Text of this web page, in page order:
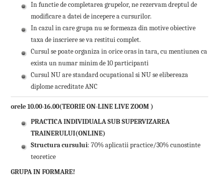
In functie de completarea grupelor, ne rezervam dreptul de
modificare a datei de incepere a cursurilor.
In cazul in care grupa nu se formeaza din motive obiective
taxa de inscriere se va restitui complet.
Cursul se poate organiza in orice oras in tara, cu mentiunea ca
exista un numar minim de 10 participanti
Cursul NU are standard ocupational si NU se elibereaza
diplome acreditate ANC
orele 10.00-16.00(TEORIE ON-LINE LIVE ZOOM )
PRACTICA INDIVIDUALA SUB SUPERVIZAREA
TRAINERULUI(ONLINE)
Structura cursului: 70% aplicatii practice/30% cunostinte
teoretice
GRUPA IN FORMARE!